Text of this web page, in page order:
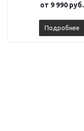
от 9 990 руб.
Подробнее